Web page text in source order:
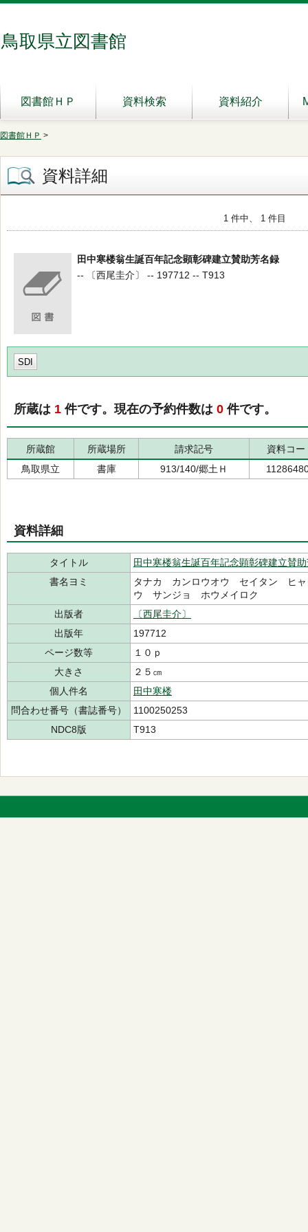
鳥取県立図書館
図書館ＨＰ 資料検索 資料紹介
図書館ＨＰ >
資料詳細
1 件中、 1 件目
田中寒楼翁生誕百年記念顕彰碑建立賛助芳名録
-- 〔西尾圭介〕 -- 197712 -- T913
SDI
所蔵は 1 件です。現在の予約件数は 0 件です。
所蔵館 所蔵場所 請求記号
資料コー
鳥取県立
書庫 913/140/郷土Ｈ
資料詳細
タイトル
田中寒楼翁生誕百年記念顕彰碑建立賛
書名ヨミ
タナカ カンロウオウ セイタン ヒ
ウ サンジョ ホウメイロク
出版者
〔西尾圭介〕
出版年
197712
ページ数等
１０ｐ
大きさ
２５㎝
個人件名
田中寒楼
問合わせ番号（書誌番号）
1100250253
NDC8版
T913